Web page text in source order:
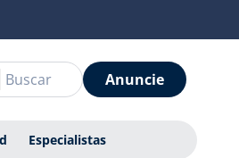
Anuncie
Especialistas